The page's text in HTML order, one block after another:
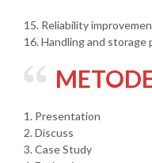
15. Reliability
16. Handling and storage
1. Presentation
2. Discuss
3. Case Study